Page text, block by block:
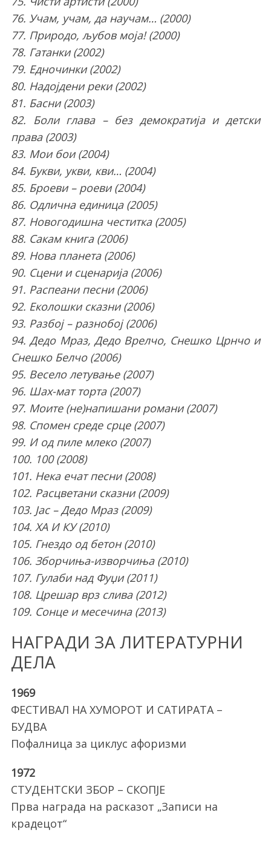
76. Учам, учам, да научам… (2000)
77. Природо, љубов моја! (2000)
78. Гатанки (2002)
79. Едночинки (2002)
80. Надојдени реки (2002)
81. Басни (2003)
82. Боли глава – без демократија и детски
права (2003)
83. Мои бои (2004)
84. Букви, укви, кви… (2004)
85. Броеви – роеви (2004)
86. Одлична единица (2005)
87. Новогодишна честитка (2005)
88. Сакам книга (2006)
89. Нова планета (2006)
90. Сцени и сценарија (2006)
91. Распеани песни (2006)
92. Еколошки сказни (2006)
93. Разбој – разнобој (2006)
94. Дедо Мраз, Дедо Врелчо, Снешко Црнчо и
Снешко Белчо (2006)
95. Весело летување (2007)
96. Шах-мат торта (2007)
97. Моите (не)напишани романи (2007)
98. Спомен среде срце (2007)
99. И од пиле млеко (2007)
100. 100 (2008)
101. Нека ечат песни (2008)
102. Расцветани сказни (2009)
103. Јас – Дедо Мраз (2009)
104. ХА И КУ (2010)
105. Гнездо од бетон (2010)
106. Зборчиња-изворчиња (2010)
107. Гулаби над Фуџи (2011)
108. Црешар врз слива (2012)
109. Сонце и месечина (2013)
НАГРАДИ ЗА ЛИТЕРАТУРНИ
ДЕЛА
1969
ФЕСТИВАЛ НА ХУМОРОТ И САТИРАТА –
БУДВА
Пофалница за циклус афоризми
1972
СТУДЕНТСКИ ЗБОР – СКОПЈЕ
Прва награда на расказот „Записи на
крадецот“